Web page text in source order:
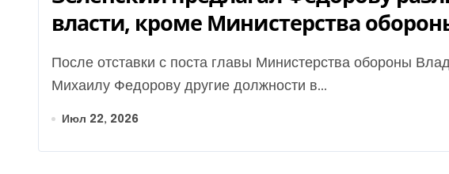
власти, кроме Министерства
УП
После отставки с поста главы Министерства обороны Владимир Зеленский предлагал
Михаилу Федорову другие должности в...
Июл 22, 2026